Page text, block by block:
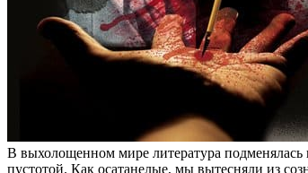
В выхолощенном мире литература
пустотой. Как осатанелые, мы вытесняли из